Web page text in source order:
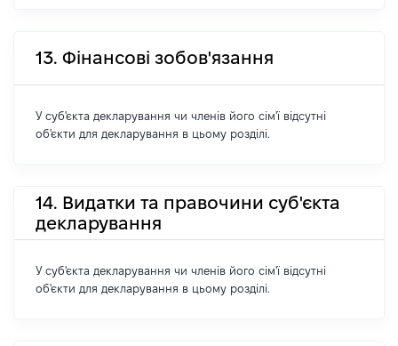
13. Фінансові зобов'язання
У суб'єкта декларування чи членів його сім'ї відсутні
об'єкти для декларування в цьому розділі.
14. Видатки та правочини суб'єкта
декларування
У суб'єкта декларування чи членів його сім'ї відсутні
об'єкти для декларування в цьому розділі.